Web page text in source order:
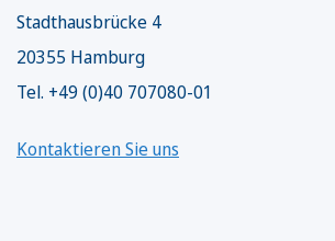
Stadthausbrücke 4
20355 Hamburg
Tel. +49 (0)40 707080-01
Kontaktieren Sie uns